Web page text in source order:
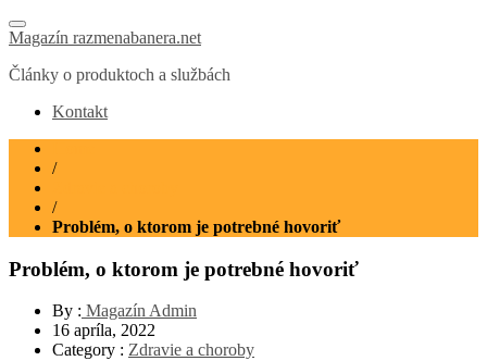
Magazín razmenabanera.net
Články o produktoch a službách
Kontakt
/
/
Problém, o ktorom je potrebné hovoriť
Problém, o ktorom je potrebné hovoriť
By : Magazín Admin
16 apríla, 2022
Category : Zdravie a choroby